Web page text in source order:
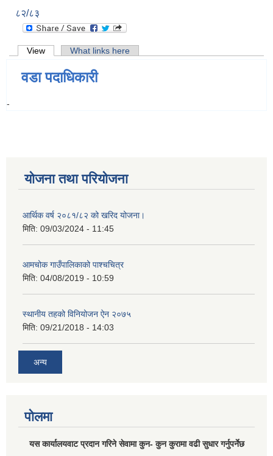
८२/८३
Primary tabs
View (active tab)What links here
वडा पदाधिकारी
-
योजना तथा परियोजना
आर्थिक वर्ष २०८१/८२ को खरिद योजना।
मिति: 09/03/2024 - 11:45
आमचोक गाउँपालिकाको पाश्चचित्र
मिति: 04/08/2019 - 10:59
स्थानीय तहको विनियोजन ऐन २०७५
मिति: 09/21/2018 - 14:03
अन्य
पोलमा
यस कार्यालयवाट प्रदान गरिने सेवामा कुन- कुन कुरामा वढी सुधार गर्नुपर्नेछ